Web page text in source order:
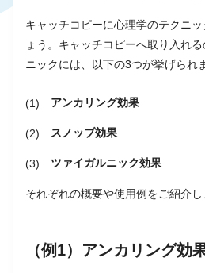
キャッチコピーに心理学のテクニ
ょう。キャッチコピーへ取り入れ
ニックには、以下の3つが挙げられ
アンカリング効果
スノッブ効果
ツァイガルニック効果
それぞれの概要や使用例をご紹介し
（例1）アンカリング効